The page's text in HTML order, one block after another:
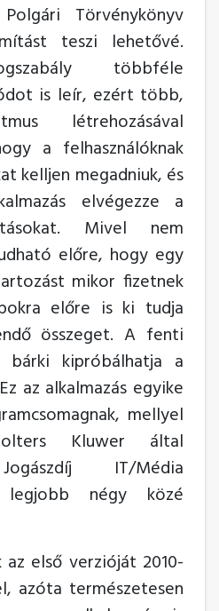
Törvénykönyv
teszi lehetővé.
többféle
is leír, ezért több,
létrehozásával
a felhasználóknak
kelljen megadniuk, és
elvégezze a
Mivel nem
előre, hogy egy
mikor fizetnek
előre is ki tudja
összeget. A fenti
kipróbálhatja a
az alkalmazás egyike
mellyel
Kluwer által
IT/Média
négy közé
az első verzióját 2010-
azóta természetesen